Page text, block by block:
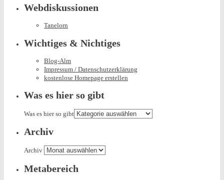
Webdiskussionen
Tanelorn
Wichtiges & Nichtiges
Blog-Alm
Impressum / Datenschutzerklärung
kostenlose Homepage erstellen
Was es hier so gibt
Was es hier so gibt
Archiv
Archiv
Metabereich